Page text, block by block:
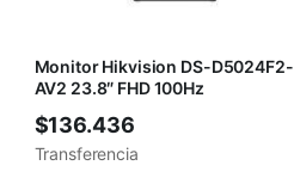
Monitor Hikvision DS-D5024F2-
AV2 23.8″ FHD 100Hz
$136.436
Transferencia